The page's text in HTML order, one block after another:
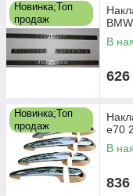
Новинка;Топ
продаж
В
626
Новинка;Топ
продаж
e70
В
836